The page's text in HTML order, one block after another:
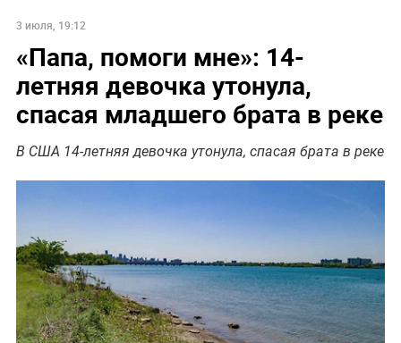
3 июля, 19:12
«Папа, помоги мне»: 14-
летняя девочка утонула,
спасая младшего брата в реке
В США 14-летняя девочка утонула, спасая брата в реке